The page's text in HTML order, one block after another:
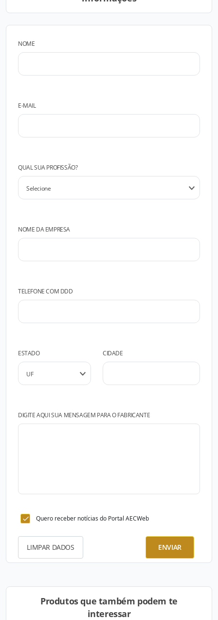
NOME
E-MAIL
QUAL SUA PROFISSÃO?
NOME DA EMPRESA
TELEFONE COM DDD
ESTADO CIDADE
DIGITE AQUI SUA MENSAGEM PARA O FABRICANTE
Quero receber notícias do Portal AECWeb
LIMPAR DADOS ENVIAR
Produtos que também podem te
interessar